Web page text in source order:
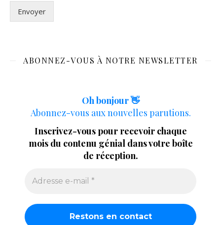
Envoyer
ABONNEZ-VOUS À NOTRE NEWSLETTER
Oh bonjour 👋
Abonnez-vous aux nouvelles parutions.
Inscrivez-vous pour recevoir chaque
mois du contenu génial dans votre boîte
de réception.